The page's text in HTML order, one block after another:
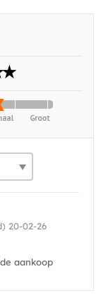
20-02-26
aankoop